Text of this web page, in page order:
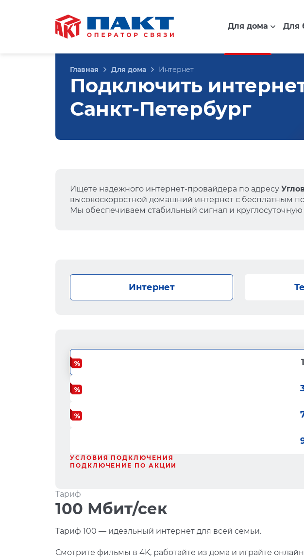
Для дома Для
Главная Для дома Интернет
Подключить
Санкт-Петербург
Ищете надежного интернет-провайдера по адресу
высокоскоростной домашний интернет с бесплатным
Мы обеспечиваем стабильный сигнал и
Интернет
УСЛОВИЯ ПОДКЛЮЧЕНИЯ
ПОДКЛЮЧЕНИЕ ПО АКЦИИ
Тариф
100 Мбит/сек
Тариф 100 — идеальный интернет для всей семьи.
Смотрите фильмы в 4K, работайте из дома и играйте